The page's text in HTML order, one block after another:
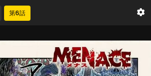
第6話